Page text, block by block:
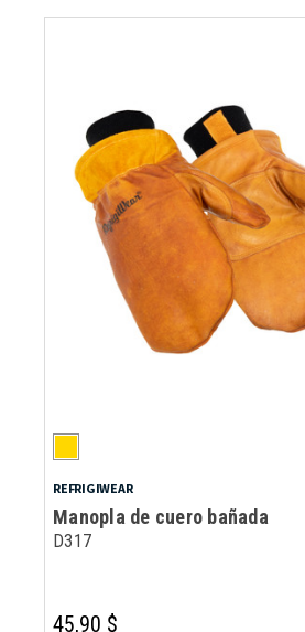
REFRIGIWEAR
Manopla de cuero bañada
D317
45,90 $